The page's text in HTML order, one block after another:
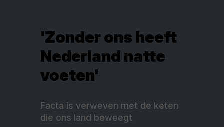
'Zonder ons heeft
Nederland natte
voeten'
Facta is verweven met de keten
die ons land beweegt